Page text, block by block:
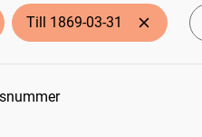
Lunds weckoblad (1813), nytt och gammalt
Till 1869-03-31